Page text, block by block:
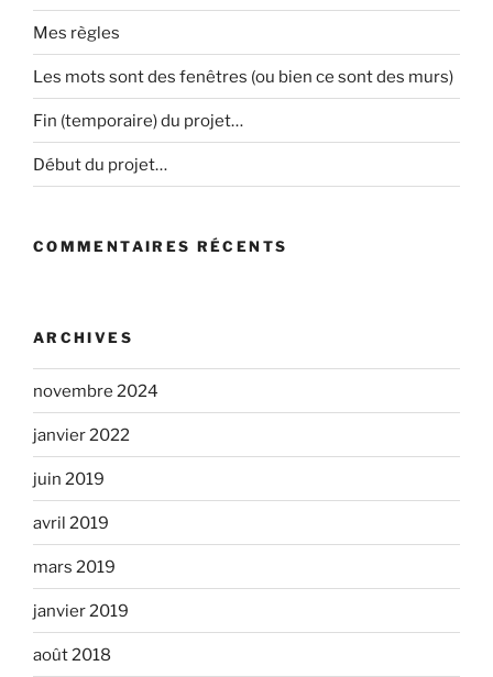
Mes règles
Les mots sont des fenêtres (ou bien ce sont des murs)
Fin (temporaire) du projet…
Début du projet…
COMMENTAIRES RÉCENTS
ARCHIVES
novembre 2024
janvier 2022
juin 2019
avril 2019
mars 2019
janvier 2019
août 2018